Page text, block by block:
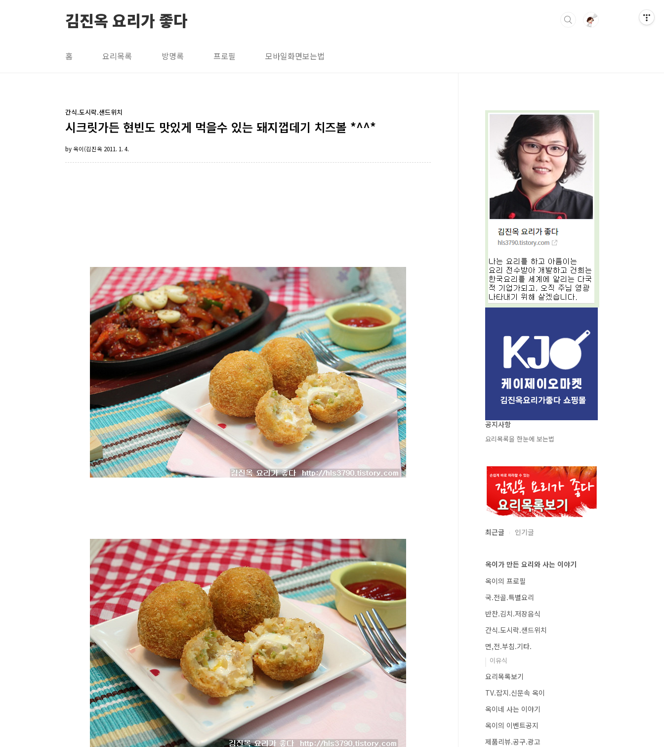
김진옥 요리가 좋다
홈 요리목록 방명록 프로필 모바일화면보는법
간식.도시락.샌드위치
시크릿가든 현빈도 맛있게 먹을수 있는 돼지껍데기 치즈볼 *^^*
by 옥이(김진옥 2011. 1. 4.
공지사항
요리목록을 한눈에 보는법
최근글 인기글
옥이가 만든 요리와 사는 이야기
옥이의 프로필
국.전골.특별요리
반찬.김치.저장음식
간식.도시락.샌드위치
면,전.부침.기타.
이유식
요리목록보기
TV.잡지.신문속 옥이
옥이네 사는 이야기
옥이의 이벤트공지
제품리뷰.공구.광고